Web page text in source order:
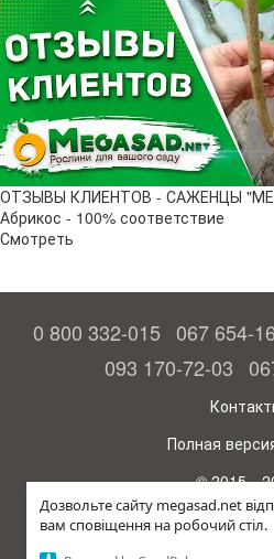
Дозвольте сайту megasad.net
вам сповіщення на робочий стіл.
ОТЗЫВЫ КЛИЕНТОВ - САЖЕНЦЫ
Абрикос - 100% соответствие
Смотреть
0 800 332-015 067 654-
093 170-72-03
Полная
©
Megasad - гарантия